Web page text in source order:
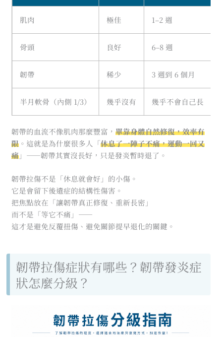
肌肉 極佳 1–2 週
骨頭 良好 6–8 週
韌帶 稀少 3 週到 6 個月
半月軟骨（內側 1/3） 幾乎沒有 幾乎不會自己長
韌帶的血流不像肌肉那麼豐富， 單靠身體自然修復，效率有
限。這就是為什麼很多人「休息了一陣子不痛，運動一回又
痛」——韌帶其實沒長好，只是發炎暫時退了。
韌帶拉傷不是「休息就會好」的小傷。
它是會留下後遺症的結構性傷害。
把焦點放在「讓韌帶真正修復、重新長密」
而不是「等它不痛」——
這才是避免反覆扭傷、避免關節提早退化的關鍵。
韌帶拉傷症狀有哪些？韌帶發炎症
狀怎麼分級？